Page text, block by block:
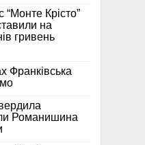
Крісто”
на
гривень
Франківська
Романишина